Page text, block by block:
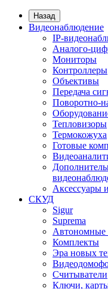
Назад
Видеонаблюдение
IP-
Аналого-
Мониторы
Контроллеры
Объективы
Передача
Поворотно-
Тепловизоры
Термокожуха
Готовые
Аксессуары
СКУД
Sigur
Suprema
Автономные
Комплекты
Эра новых
Считыватели
Ключи,